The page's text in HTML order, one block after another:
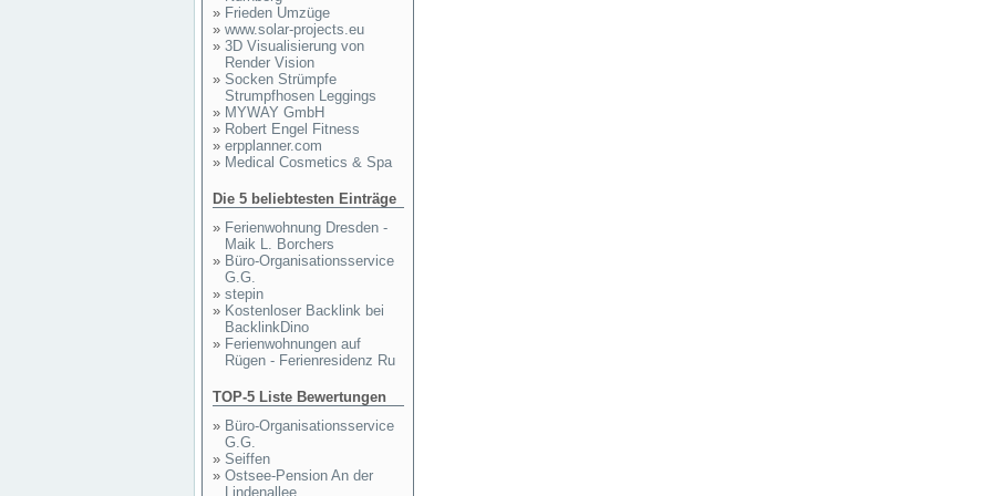
» Frieden Umzüge
» www.solar-projects.eu
» 3D Visualisierung von
Render Vision
» Socken Strümpfe
Strumpfhosen Leggings
» MYWAY GmbH
» Robert Engel Fitness
» erpplanner.com
» Medical Cosmetics & Spa
Die 5 beliebtesten Einträge
» Ferienwohnung Dresden -
Maik L. Borchers
» Büro-Organisationsservice
G.G.
» stepin
» Kostenloser Backlink bei
BacklinkDino
» Ferienwohnungen auf
Rügen - Ferienresidenz Ru
TOP-5 Liste Bewertungen
» Büro-Organisationsservice
G.G.
» Seiffen
» Ostsee-Pension An der
Lindenallee